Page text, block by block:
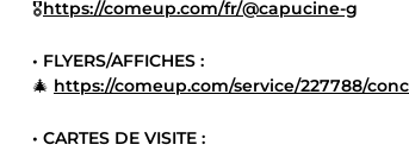
🎖https://comeup.com/fr/@capucine-g
• FLYERS/AFFICHES :
🎄 https://comeup.com/service/227788/
• CARTES DE VISITE :